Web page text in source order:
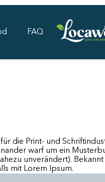
FAQ
die Print- und
warf um ein
unverändert).
mit Lorem Ipsum.